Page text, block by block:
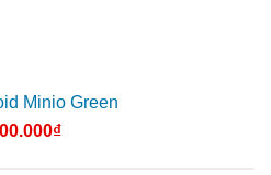
Minio Green
₫